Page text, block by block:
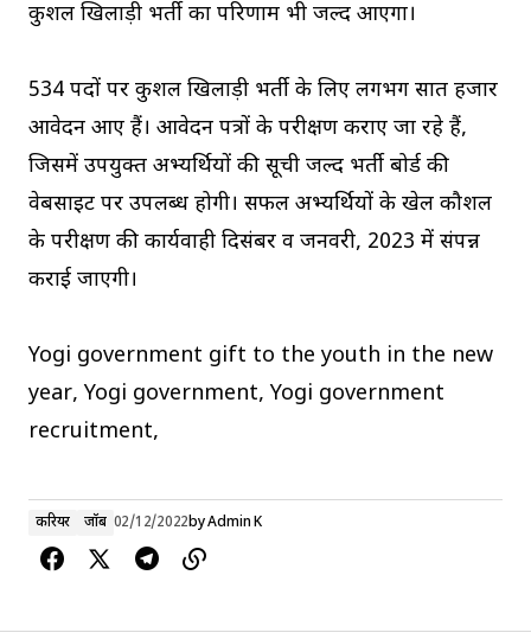
कुशल खिलाड़ी भर्ती का परिणाम भी जल्द आएगा।
534 पदों पर कुशल खिलाड़ी भर्ती के लिए लगभग सात हजार
आवेदन आए हैं। आवेदन पत्रों के परीक्षण कराए जा रहे हैं,
जिसमें उपयुक्त अभ्यर्थियों की सूची जल्द भर्ती बोर्ड की
वेबसाइट पर उपलब्ध होगी। सफल अभ्यर्थियों के खेल कौशल
के परीक्षण की कार्यवाही दिसंबर व जनवरी, 2023 में संपन्न
कराई जाएगी।
Yogi government gift to the youth in the new
year, Yogi government, Yogi government
recruitment,
करियर जॉब 02/12/2022byAdmin K